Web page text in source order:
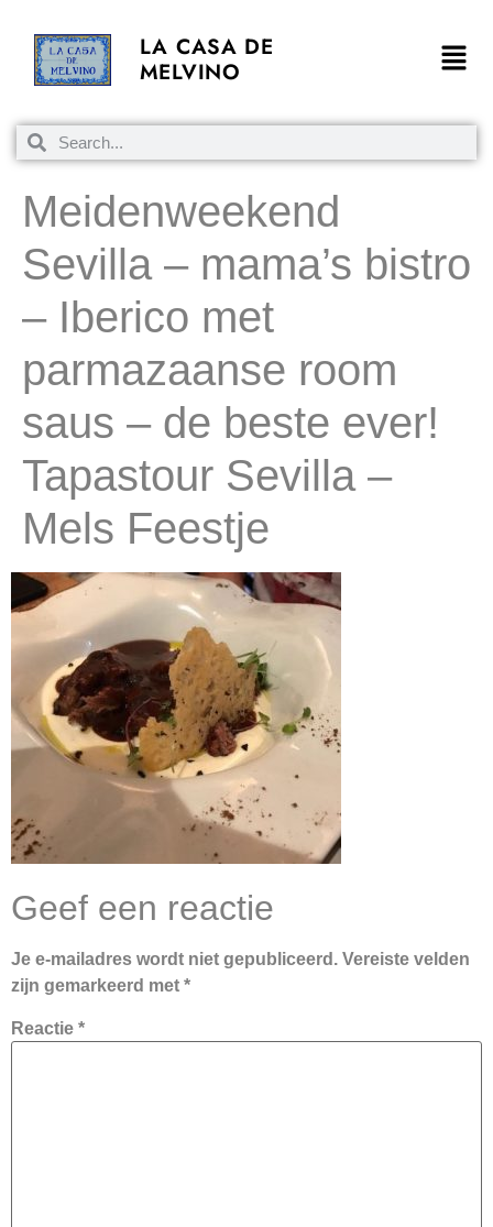
LA CASA DE
MELVINO
Meidenweekend
Sevilla – mama’s bistro
– Iberico met
parmazaanse room
saus – de beste ever!
Tapastour Sevilla –
Mels Feestje
Geef een reactie
Je e-mailadres wordt niet gepubliceerd. Vereiste velden
zijn gemarkeerd met *
Reactie *